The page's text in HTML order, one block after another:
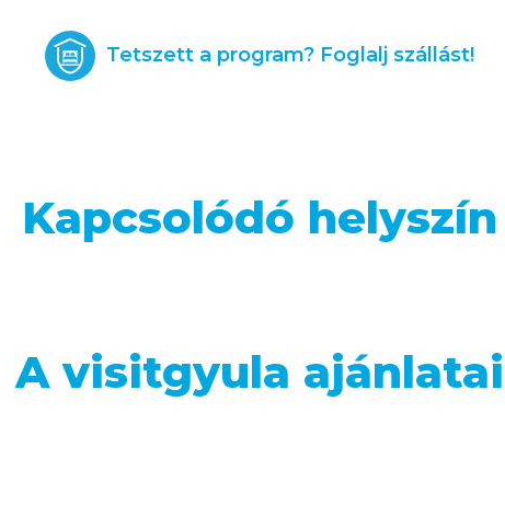
Tetszett a program? Foglalj szállást!
Kapcsolódó helyszín
A visitgyula ajánlatai